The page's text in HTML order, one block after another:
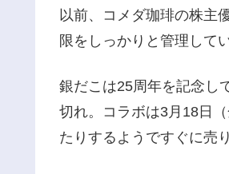
以前、コメダ珈琲の株主
限をしっかりと管理して
銀だこは25周年を記念し
切れ。コラボは3月18日
たりするようですぐに売